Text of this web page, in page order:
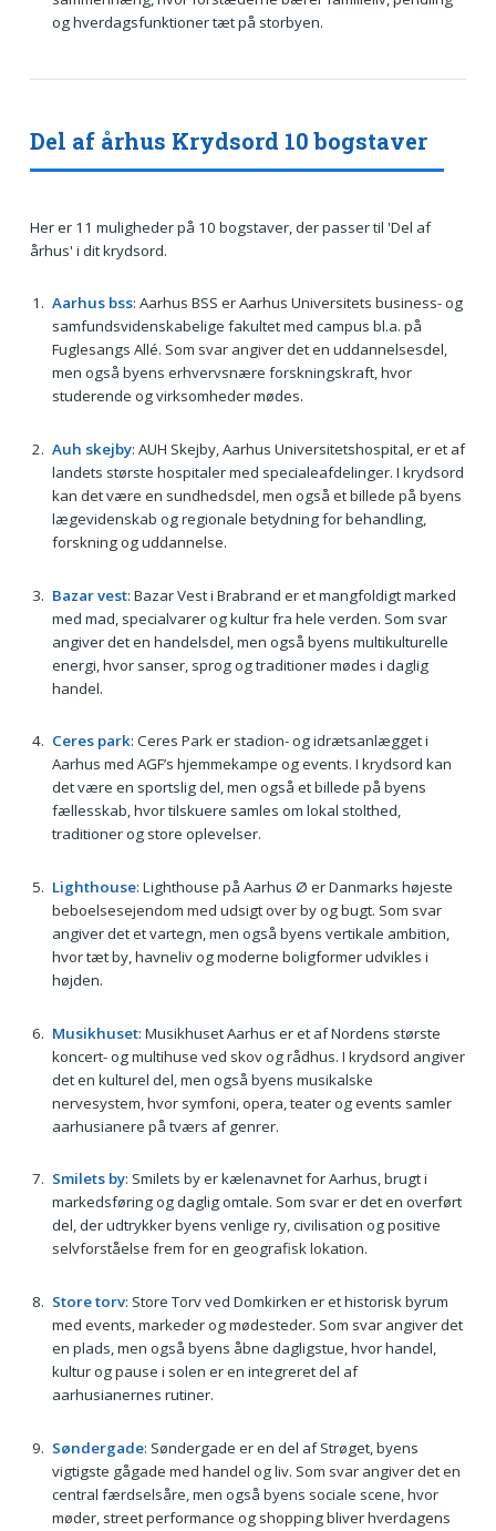
og hverdagsfunktioner tæt på storbyen.
Del af århus Krydsord 10 bogstaver
Her er 11 muligheder på 10 bogstaver, der passer til 'Del af
århus' i dit krydsord.
Aarhus bss: Aarhus BSS er Aarhus Universitets business- og
samfundsvidenskabelige fakultet med campus bl.a. på
Fuglesangs Allé. Som svar angiver det en uddannelsesdel,
men også byens erhvervsnære forskningskraft, hvor
studerende og virksomheder mødes.
Auh skejby: AUH Skejby, Aarhus Universitetshospital, er et af
landets største hospitaler med specialeafdelinger. I krydsord
kan det være en sundhedsdel, men også et billede på byens
lægevidenskab og regionale betydning for behandling,
forskning og uddannelse.
Bazar vest: Bazar Vest i Brabrand er et mangfoldigt marked
med mad, specialvarer og kultur fra hele verden. Som svar
angiver det en handelsdel, men også byens multikulturelle
energi, hvor sanser, sprog og traditioner mødes i daglig
handel.
Ceres park: Ceres Park er stadion- og idrætsanlægget i
Aarhus med AGF’s hjemmekampe og events. I krydsord kan
det være en sportslig del, men også et billede på byens
fællesskab, hvor tilskuere samles om lokal stolthed,
traditioner og store oplevelser.
Lighthouse: Lighthouse på Aarhus Ø er Danmarks højeste
beboelsesejendom med udsigt over by og bugt. Som svar
angiver det et vartegn, men også byens vertikale ambition,
hvor tæt by, havneliv og moderne boligformer udvikles i
højden.
Musikhuset: Musikhuset Aarhus er et af Nordens største
koncert- og multihuse ved skov og rådhus. I krydsord angiver
det en kulturel del, men også byens musikalske
nervesystem, hvor symfoni, opera, teater og events samler
aarhusianere på tværs af genrer.
Smilets by: Smilets by er kælenavnet for Aarhus, brugt i
markedsføring og daglig omtale. Som svar er det en overført
del, der udtrykker byens venlige ry, civilisation og positive
selvforståelse frem for en geografisk lokation.
Store torv: Store Torv ved Domkirken er et historisk byrum
med events, markeder og mødesteder. Som svar angiver det
en plads, men også byens åbne dagligstue, hvor handel,
kultur og pause i solen er en integreret del af
aarhusianernes rutiner.
Søndergade: Søndergade er en del af Strøget, byens
vigtigste gågade med handel og liv. Som svar angiver det en
central færdselsåre, men også byens sociale scene, hvor
møder, street performance og shopping bliver hverdagens